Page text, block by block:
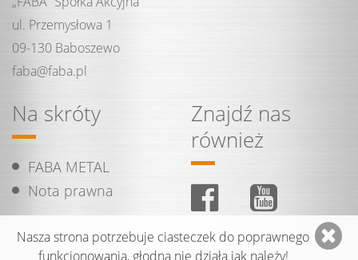
ul. Przemysłowa 1
09-130 Baboszewo
faba@faba.pl
Na skróty
FABA METAL
Nota prawna
Znajdź nas
również
Nasza strona potrzebuje ciasteczek do poprawnego
funkcjonowania, głodna nie działa jak należy!